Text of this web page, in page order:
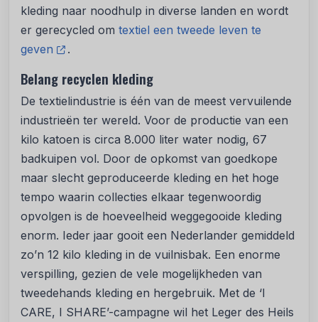
kleding naar noodhulp in diverse landen en wordt
er gerecycled om textiel een tweede leven te
geven
.
Belang recyclen kleding
De textielindustrie is één van de meest vervuilende
industrieën ter wereld. Voor de productie van een
kilo katoen is circa 8.000 liter water nodig, 67
badkuipen vol. Door de opkomst van goedkope
maar slecht geproduceerde kleding en het hoge
tempo waarin collecties elkaar tegenwoordig
opvolgen is de hoeveelheid weggegooide kleding
enorm. Ieder jaar gooit een Nederlander gemiddeld
zo’n 12 kilo kleding in de vuilnisbak. Een enorme
verspilling, gezien de vele mogelijkheden van
tweedehands kleding en hergebruik. Met de ‘I
CARE, I SHARE’-campagne wil het Leger des Heils